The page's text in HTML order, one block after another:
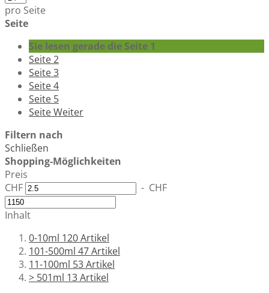
pro Seite
Seite
Sie lesen gerade die Seite 1
Seite2
Seite3
Seite4
Seite 5
SeiteWeiter
Filtern nach
Schließen
Shopping-Möglichkeiten
Preis
CHF
- CHF
Inhalt
0-10ml 120Artikel
101-500ml 47Artikel
11-100ml 53Artikel
> 501ml 13Artikel